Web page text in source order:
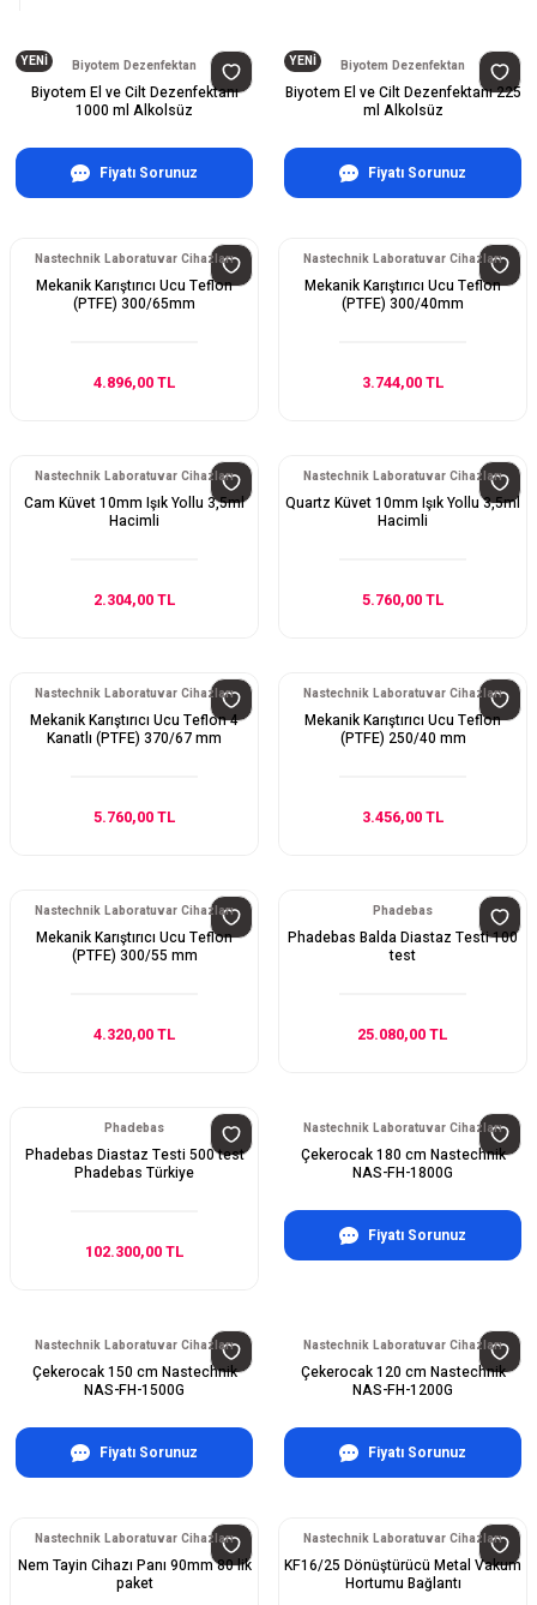
YENİ Biyotem Dezenfektan
Biyotem El ve Cilt Dezenfektanı
1000 ml Alkolsüz
Fiyatı Sorunuz
YENİ Biyotem Dezenfektan
Biyotem El ve Cilt Dezenfektanı 225
ml Alkolsüz
Fiyatı Sorunuz
Nastechnik Laboratuvar Cihazları
Mekanik Karıştırıcı Ucu Teflon
(PTFE) 300/65mm
4.896,00 TL
Nastechnik Laboratuvar Cihazları
Mekanik Karıştırıcı Ucu Teflon
(PTFE) 300/40mm
3.744,00 TL
Nastechnik Laboratuvar Cihazları
Cam Küvet 10mm Işık Yollu 3,5ml
Hacimli
2.304,00 TL
Nastechnik Laboratuvar Cihazları
Quartz Küvet 10mm Işık Yollu 3,5ml
Hacimli
5.760,00 TL
Nastechnik Laboratuvar Cihazları
Mekanik Karıştırıcı Ucu Teflon 4
Kanatlı (PTFE) 370/67 mm
5.760,00 TL
Nastechnik Laboratuvar Cihazları
Mekanik Karıştırıcı Ucu Teflon
(PTFE) 250/40 mm
3.456,00 TL
Nastechnik Laboratuvar Cihazları
Mekanik Karıştırıcı Ucu Teflon
(PTFE) 300/55 mm
4.320,00 TL
Phadebas
Phadebas Balda Diastaz Testi 100
test
25.080,00 TL
Phadebas
Phadebas Diastaz Testi 500 test
Phadebas Türkiye
102.300,00 TL
Nastechnik Laboratuvar Cihazları
Çekerocak 180 cm Nastechnik
NAS-FH-1800G
Fiyatı Sorunuz
Nastechnik Laboratuvar Cihazları
Çekerocak 150 cm Nastechnik
NAS-FH-1500G
Fiyatı Sorunuz
Nastechnik Laboratuvar Cihazları
Çekerocak 120 cm Nastechnik
NAS-FH-1200G
Fiyatı Sorunuz
Nastechnik Laboratuvar Cihazları
Nem Tayin Cihazı Panı 90mm 80 lik
paket
Nastechnik Laboratuvar Cihazları
KF16/25 Dönüştürücü Metal Vakum
Hortumu Bağlantı